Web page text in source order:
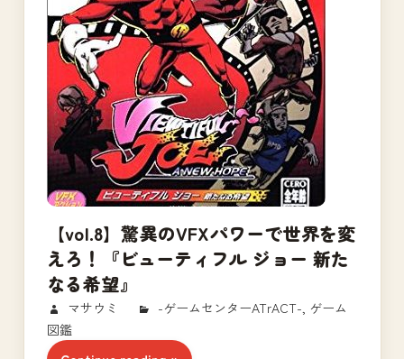
【vol.8】驚異のVFXパワーで世界を変
えろ！『ビューティフル ジョー 新た
なる希望』
2018/02/12
マサウミ -ゲームセンターATrACT- ゲーム
図鑑